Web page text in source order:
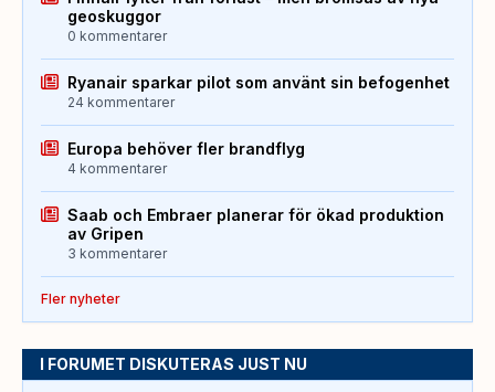
geoskuggor
0 kommentarer
Ryanair sparkar pilot som använt sin befogenhet
24 kommentarer
Europa behöver fler brandflyg
4 kommentarer
Saab och Embraer planerar för ökad produktion
av Gripen
3 kommentarer
Fler nyheter
I FORUMET DISKUTERAS JUST NU